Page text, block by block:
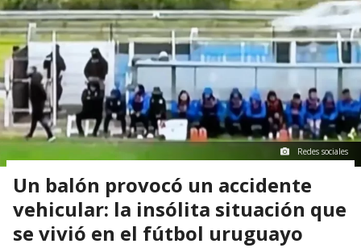
Redes sociales
Un balón provocó un accidente
vehicular: la insólita situación que
se vivió en el fútbol uruguayo